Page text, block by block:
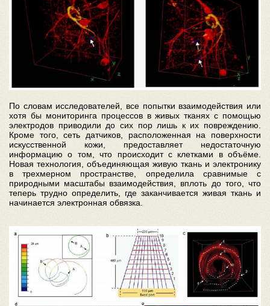
По словам исследователей, все попытки взаимодействия или
хотя бы мониторинга процессов в живых тканях с помощью
электродов приводили до сих пор лишь к их повреждению.
Кроме того, сеть датчиков, расположенная на поверхности
искусственной кожи, предоставляет недостаточную
информацию о том, что происходит с клетками в объёме.
Новая технология, объединяющая живую ткань и электронику
в трехмерном пространстве, определила сравнимые с
природными масштабы взаимодействия, вплоть до того, что
теперь трудно определить, где заканчивается живая ткань и
начинается электронная обвязка.